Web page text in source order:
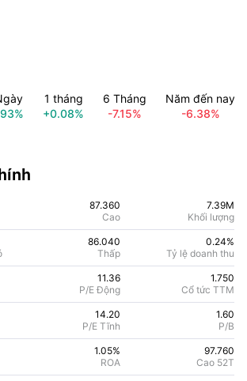
1 tháng
+0.08%
6 Tháng
-7.15%
Năm đến nay
-6.38%
87.360
Cao
7.39M
Khối lượng
11.36
P/E Động
1.750
Cổ tức TTM
0.24%
Tỷ lệ doanh thu
86.040
Thấp
14.20
P/E Tĩnh
1.60
P/B
1.05%
ROA
97.760
Cao 52T